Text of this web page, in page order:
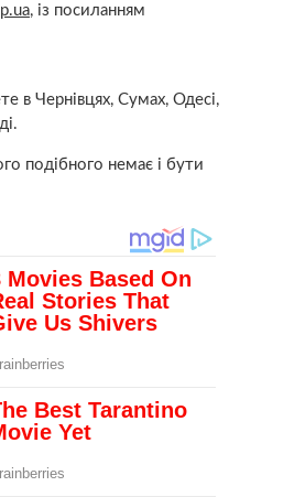
, із посиланням
в Чернівцях, Сумах, Одесі,
подібного немає і бути